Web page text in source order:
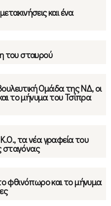
και ένα
του σταυρού
Ομάδα της ΝΔ, οι
το μήνυμα του Τσίπρα
τα νέα γραφεία του
σταγόνας
φθινόπωρο και το μήνυμα